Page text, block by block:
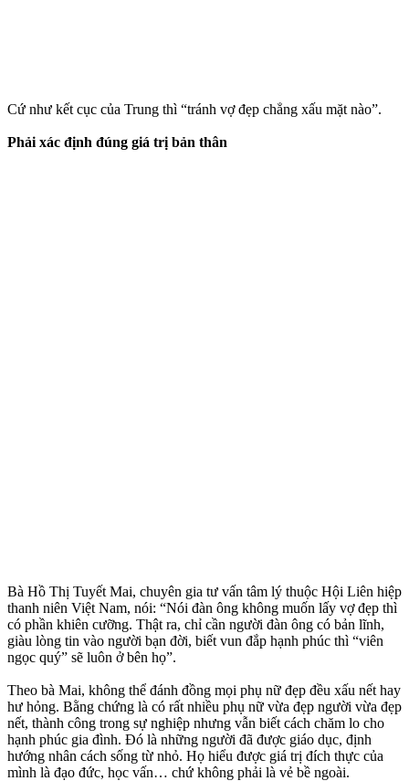
Cứ như kết cục của Trung thì “tránh vợ đẹp chẳng xấu mặt nào”.
Phải xác định đúng giá trị bản thân
Bà Hồ Thị Tuyết Mai, chuyên gia tư vấn tâm lý thuộc Hội Liên hiệp
thanh niên Việt Nam, nói: “Nói đàn ông không muốn lấy vợ đẹp thì
có phần khiên cưỡng. Thật ra, chỉ cần người đàn ông có bản lĩnh,
giàu lòng tin vào người bạn đời, biết vun đắp hạnh phúc thì “viên
ngọc quý” sẽ luôn ở bên họ”.
Theo bà Mai, không thể đánh đồng mọi phụ nữ đẹp đều xấu nết hay
hư hỏng. Bằng chứng là có rất nhiều phụ nữ vừa đẹp người vừa đẹp
nết, thành công trong sự nghiệp nhưng vẫn biết cách chăm lo cho
hạnh phúc gia đình. Đó là những người đã được giáo dục, định
hướng nhân cách sống từ nhỏ. Họ hiểu được giá trị đích thực của
mình là đạo đức, học vấn… chứ không phải là vẻ bề ngoài.